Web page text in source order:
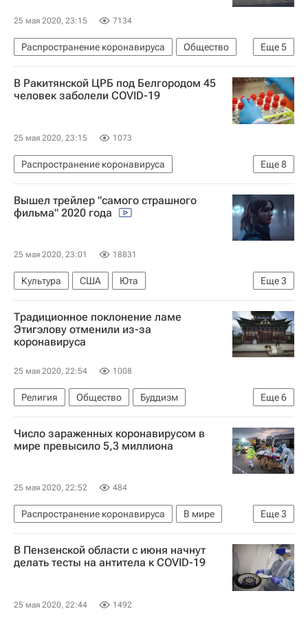
25 мая 2020, 23:15 7134
Еще5
Распространение коронавируса
Общество
Москва
Владимир Ефимов (Правительство Москвы)
Здоровье - Общество
В Ракитянской ЦРБ под Белгородом 45
человек заболели COVID-19
25 мая 2020, 23:15 1073
Еще8
Распространение коронавируса
Происшествия
Белгород
Белгородская область
Коронавирусы
Россия
Коронавирус COVID-19
Коронавирус в России
Вышел трейлер "самого страшного
фильма" 2020 года
25 мая 2020, 23:01 18831
Еще3
Культура США
Юта
Джейк Джилленхол
Новости культуры
Кино
Традиционное поклонение ламе
Этигэлову отменили из-за
коронавируса
25 мая 2020, 22:54 1008
Еще6
Религия Общество
Буддизм
Республика Бурятия
Коронавирус COVID-19
Коронавирус в России
День Весак
Число зараженных коронавирусом в
мире превысило 5,3 миллиона
25 мая 2020, 22:52 484
Еще3
Распространение коронавируса
В мире
ВОЗ
Здоровье - Общество
Коронавирус COVID-19
В Пензенской области с июня начнут
делать тесты на антитела к COVID-19
25 мая 2020, 22:44 1492